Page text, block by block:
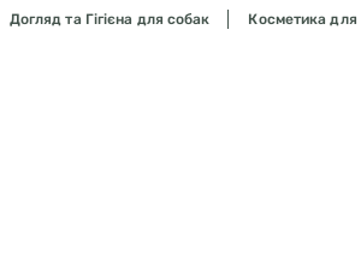
Догляд та Гігієна для собак Косметика для